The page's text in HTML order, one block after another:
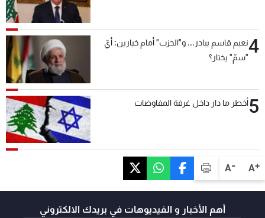
A+
A-
4نعيم قاسم يبادر... و"الحزب" أمام خيارين: أيّ
"سمّ" يختار؟
5أخطر ما دار داخل غرفة المفاوضات
أهم الأخبار و الفيديوهات في بريدك الالكتروني